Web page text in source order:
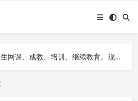
真实文献内容生成论文
教、培训、继续教育。现已接入代刷代考项目3000+
教、培训、继续教育。现已接入代刷代考项目3000+